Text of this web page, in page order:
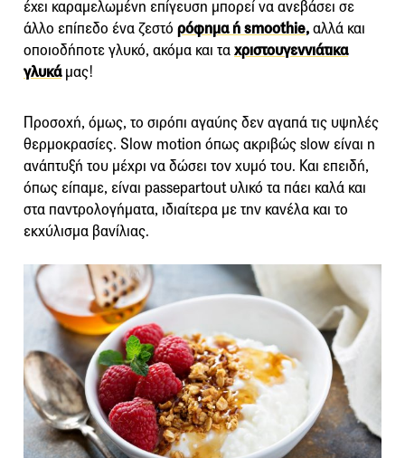
έχει καραμελωμένη επίγευση μπορεί να ανεβάσει σε
άλλο επίπεδο ένα ζεστό ρόφημα ή smoothie,αλλά και
οποιοδήποτε γλυκό, ακόμα και ταχριστουγεννιάτικα
γλυκάμας!
Προσοχή, όμως, το σιρόπι αγαύης δεν αγαπά τις υψηλές
θερμοκρασίες. Slow motion όπως ακριβώς slow είναι η
ανάπτυξή του μέχρι να δώσει τον χυμό του. Και επειδή,
όπως είπαμε, είναι passepartout υλικό τα πάει καλά και
στα παντρολογήματα, ιδιαίτερα με την κανέλα και το
εκχύλισμα βανίλιας.